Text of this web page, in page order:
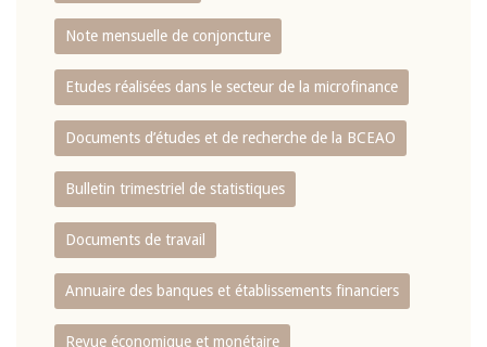
Note mensuelle de conjoncture
Etudes réalisées dans le secteur de la microfinance
Documents d’études et de recherche de la BCEAO
Bulletin trimestriel de statistiques
Documents de travail
Annuaire des banques et établissements financiers
Revue économique et monétaire